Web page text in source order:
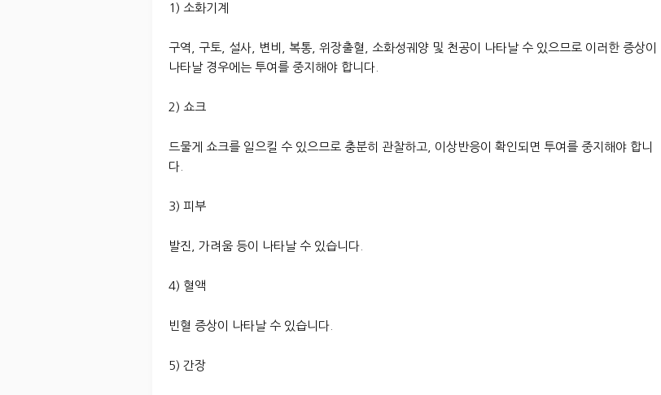
1) 소화기계
구역, 구토, 설사, 변비, 복통, 위장출혈, 소화성궤양 및 천공이 나타날 수 있으므로 이러한 증상이
나타날 경우에는 투여를 중지해야 합니다.
2) 쇼크
드물게 쇼크를 일으킬 수 있으므로 충분히 관찰하고, 이상반응이 확인되면 투여를 중지해야 합니
다.
3) 피부
발진, 가려움 등이 나타날 수 있습니다.
4) 혈액
빈혈 증상이 나타날 수 있습니다.
5) 간장